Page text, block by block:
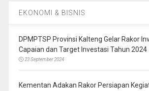
EKONOMI & BISNIS
DPMPTSP Provinsi Kalteng Gelar Rakor
Capaian dan Target Investasi Tahun 2024
23 September 2024
Kementan Adakan Rakor Persiapan